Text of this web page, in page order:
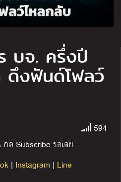
บจ. ครึ่งปี
ดึงฟันด์โฟลว์
594
กด Subscribe รอเลย…
| Instagram | Line